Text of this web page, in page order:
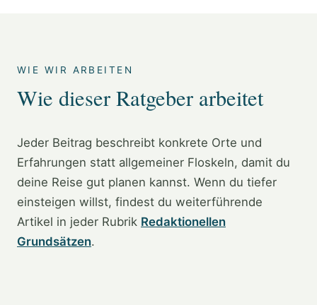
WIE WIR ARBEITEN
Wie dieser Ratgeber arbeitet
Jeder Beitrag beschreibt konkrete Orte und
Erfahrungen statt allgemeiner Floskeln, damit du
deine Reise gut planen kannst. Wenn du tiefer
einsteigen willst, findest du weiterführende
Artikel in jeder Rubrik Redaktionellen
Grundsätzen.